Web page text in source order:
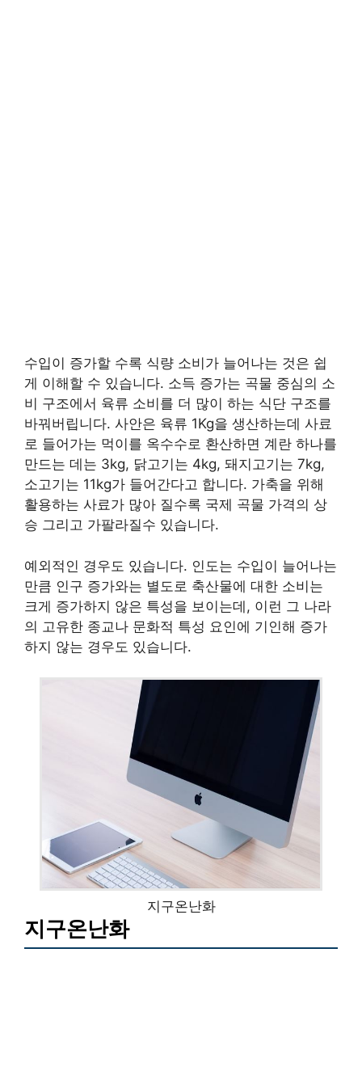
수입이 증가할 수록 식량 소비가 늘어나는 것은 쉽
게 이해할 수 있습니다. 소득 증가는 곡물 중심의 소
비 구조에서 육류 소비를 더 많이 하는 식단 구조를
바꿔버립니다. 사안은 육류 1Kg을 생산하는데 사료
로 들어가는 먹이를 옥수수로 환산하면 계란 하나를
만드는 데는 3kg, 닭고기는 4kg, 돼지고기는 7kg,
소고기는 11kg가 들어간다고 합니다. 가축을 위해
활용하는 사료가 많아 질수록 국제 곡물 가격의 상
승 그리고 가팔라질수 있습니다.
예외적인 경우도 있습니다. 인도는 수입이 늘어나는
만큼 인구 증가와는 별도로 축산물에 대한 소비는
크게 증가하지 않은 특성을 보이는데, 이런 그 나라
의 고유한 종교나 문화적 특성 요인에 기인해 증가
하지 않는 경우도 있습니다.
지구온난화
지구온난화